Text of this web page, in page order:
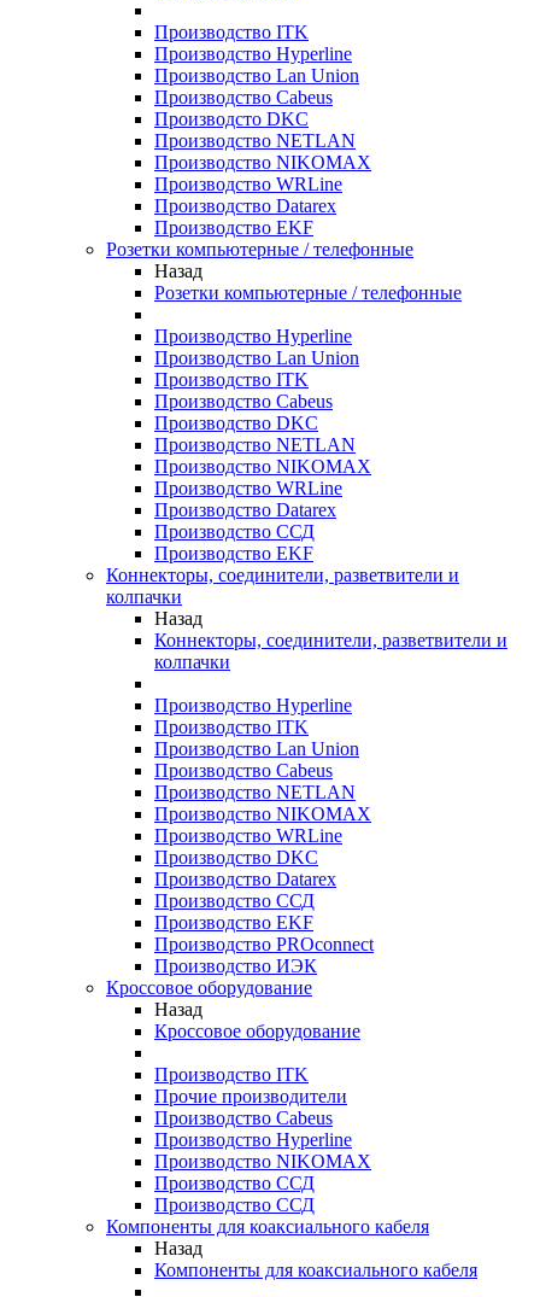
Производство ITK
Производство Hyperline
Производство Lan Union
Производство Cabeus
Производсто DKC
Производство NETLAN
Производство NIKOMAX
Производство WRLine
Производство Datarex
Производство EKF
Розетки компьютерные / телефонные
Назад
Розетки компьютерные / телефонные
Производство Hyperline
Производство Lan Union
Производство ITK
Производство Cabeus
Производство DKC
Производство NETLAN
Производство NIKOMAX
Производство WRLine
Производство Datarex
Производство ССД
Производство EKF
Коннекторы, соединители, разветвители и
колпачки
Назад
Коннекторы, соединители, разветвители и
колпачки
Производство Hyperline
Производство ITK
Производство Lan Union
Производство Cabeus
Производство NETLAN
Производство NIKOMAX
Производство WRLine
Производство DKC
Производство Datarex
Производство ССД
Производство EKF
Производство PROconnect
Производство ИЭК
Кроссовое оборудование
Назад
Кроссовое оборудование
Производство ITK
Прочие производители
Производство Cabeus
Производство Hyperline
Производство NIKOMAX
Производство ССД
Производство ССД
Компоненты для коаксиального кабеля
Назад
Компоненты для коаксиального кабеля